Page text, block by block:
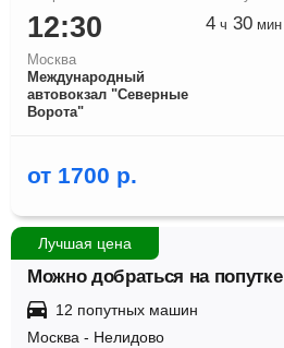
12:30
Москва
Международный
автовокзал "Северные
Ворота"
4 ч 30 мин
от 1700 р.
Лучшая цена
Можно добраться на попутке
12 попутных машин
Москва - Нелидово